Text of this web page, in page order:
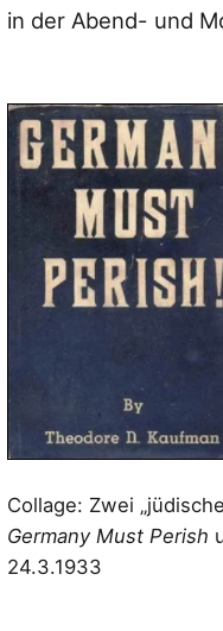
in der Abend- und
Collage: Zwei
Germany Must Perish
24.3.1933